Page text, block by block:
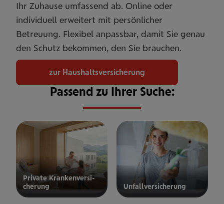
Ihr Zuhause umfassend ab. Online oder
individuell erweitert mit persönlicher
Betreuung. Flexibel anpassbar, damit Sie genau
den Schutz bekommen, den Sie brauchen.
zur Haushaltsversicherung
Passend zu Ihrer Suche:
Private Kran­ken­­­ver­si­
che­rung
privaten
Unfall­ver­si­che­rung